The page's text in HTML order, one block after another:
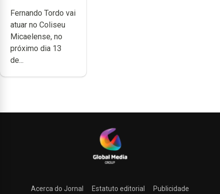
no Coliseu
Micaelense
Fernando Tordo vai
atuar no Coliseu
Micaelense, no
próximo dia 13
de...
Acerca do Jornal Estatuto editorial Publicidade